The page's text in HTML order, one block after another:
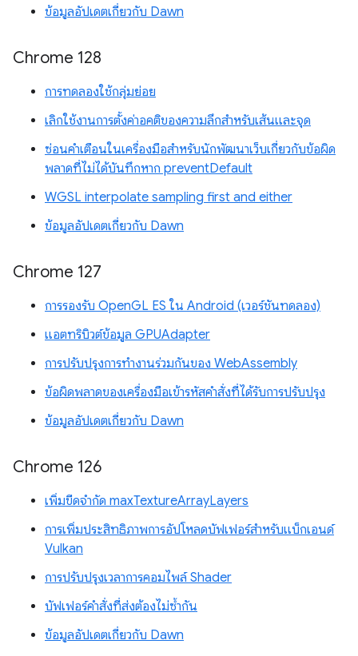
ข้อมูลอัปเดตเกี่ยวกับ Dawn
Chrome 128
การทดลองใช้กลุ่มย่อย
เลิกใช้งานการตั้งค่าอคติของความลึกสำหรับเส้นและจุด
ซ่อนคำเตือนในเครื่องมือสำหรับนักพัฒนาเว็บเกี่ยวกับข้อผิด
พลาดที่ไม่ได้บันทึกหาก preventDefault
WGSL interpolate sampling first and either
ข้อมูลอัปเดตเกี่ยวกับ Dawn
Chrome 127
การรองรับ OpenGL ES ใน Android (เวอร์ชันทดลอง)
แอตทริบิวต์ข้อมูล GPUAdapter
การปรับปรุงการทำงานร่วมกันของ WebAssembly
ข้อผิดพลาดของเครื่องมือเข้ารหัสคำสั่งที่ได้รับการปรับปรุง
ข้อมูลอัปเดตเกี่ยวกับ Dawn
Chrome 126
เพิ่มขีดจำกัด maxTextureArrayLayers
การเพิ่มประสิทธิภาพการอัปโหลดบัฟเฟอร์สำหรับแบ็กเอนด์
Vulkan
การปรับปรุงเวลาการคอมไพล์ Shader
บัฟเฟอร์คำสั่งที่ส่งต้องไม่ซ้ำกัน
ข้อมูลอัปเดตเกี่ยวกับ Dawn